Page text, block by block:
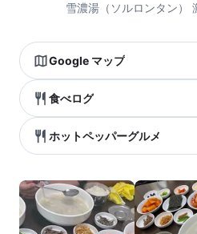
雪濃湯（ソルロンタン）
Google マップ
食べログ
ホットペッパーグルメ